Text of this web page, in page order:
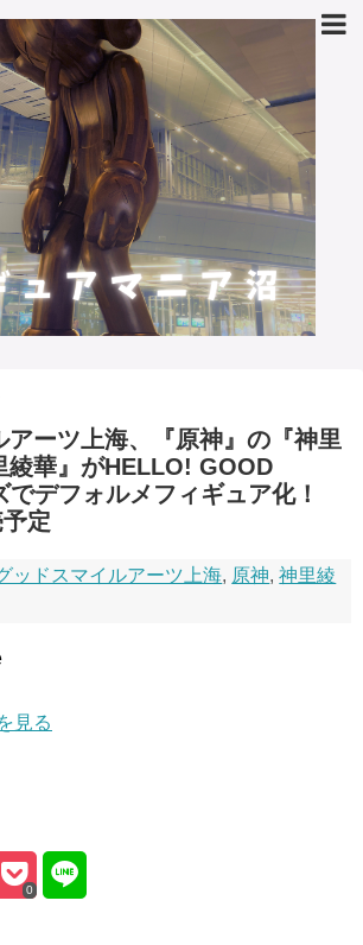
アーツ上海、『原神』の『神里
綾華』がHELLO! GOOD
デフォルメフィギュア化！
定
ッドスマイルアーツ上海, 原神,神里綾
見る
0